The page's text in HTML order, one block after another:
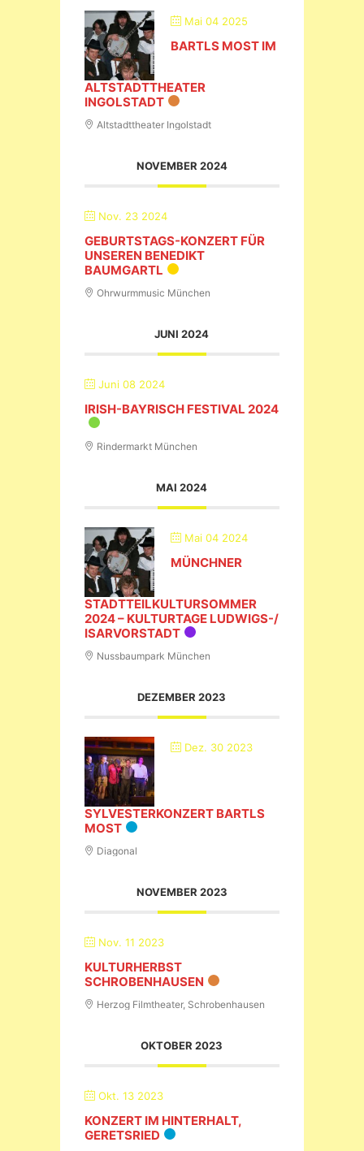
Mai 04 2025
BARTLS MOST IM
ALTSTADTTHEATER
INGOLSTADT
Altstadttheater Ingolstadt
NOVEMBER 2024
Nov. 23 2024
GEBURTSTAGS-KONZERT FÜR
UNSEREN BENEDIKT
BAUMGARTL
Ohrwurmmusic München
JUNI 2024
Juni 08 2024
IRISH-BAYRISCH FESTIVAL 2024
Rindermarkt München
MAI 2024
Mai 04 2024
MÜNCHNER
STADTTEILKULTURSOMMER
2024 – KULTURTAGE LUDWIGS-/
ISARVORSTADT
Nussbaumpark München
DEZEMBER 2023
Dez. 30 2023
SYLVESTERKONZERT BARTLS
MOST
Diagonal
NOVEMBER 2023
Nov. 11 2023
KULTURHERBST
SCHROBENHAUSEN
Herzog Filmtheater, Schrobenhausen
OKTOBER 2023
Okt. 13 2023
KONZERT IM HINTERHALT,
GERETSRIED